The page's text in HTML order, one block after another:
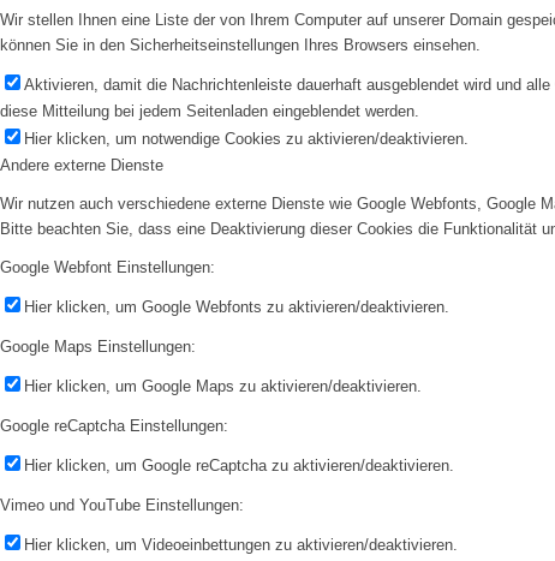
Wir stellen Ihnen eine Liste der von Ihrem Computer auf unserer Domain
können Sie in den Sicherheitseinstellungen Ihres Browsers einsehen.
Aktivieren, damit die Nachrichtenleiste dauerhaft ausgeblendet wird und
diese Mitteilung bei jedem Seitenladen eingeblendet werden.
Hier klicken, um notwendige Cookies zu aktivieren/deaktivieren.
Andere externe Dienste
Wir nutzen auch verschiedene externe Dienste wie Google Webfonts, Google
Bitte beachten Sie, dass eine Deaktivierung dieser Cookies die Funktionalität
Google Webfont Einstellungen:
Hier klicken, um Google Webfonts zu aktivieren/deaktivieren.
Google Maps Einstellungen:
Hier klicken, um Google Maps zu aktivieren/deaktivieren.
Google reCaptcha Einstellungen:
Hier klicken, um Google reCaptcha zu aktivieren/deaktivieren.
Vimeo und YouTube Einstellungen:
Hier klicken, um Videoeinbettungen zu aktivieren/deaktivieren.